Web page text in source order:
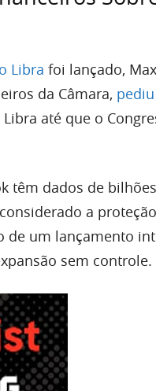
o Libra foi lançado,
da Câmara, pediu
até que o
têm dados de
a
de um lançamento
sem controle.